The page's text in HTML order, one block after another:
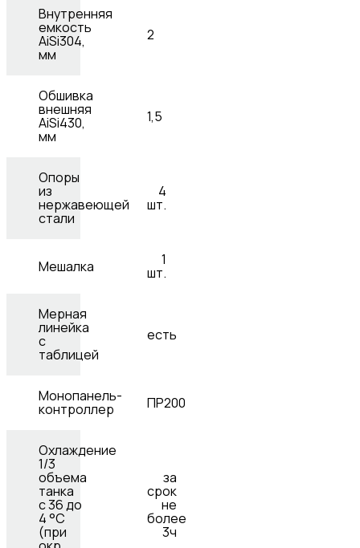
Внутренняя
емкость
AiSi304,
мм
2
Обшивка
внешняя
AiSi430,
мм
1,5
Опоры
из
нержавеющей
стали
4
шт.
Мешалка 1
шт.
Мерная
линейка
с
таблицей
есть
Монопанель-
контроллер ПР200
Охлаждение
1/3
объема
танка
с 36 до
4 °C
(при
за
срок
не
более
3ч